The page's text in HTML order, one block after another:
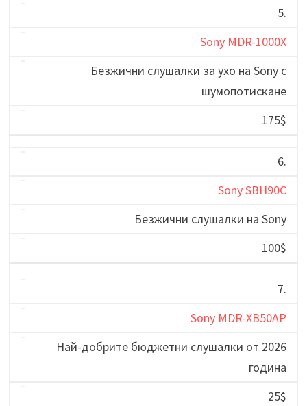
5.
Sony MDR-1000X
Безжични слушалки за ухо на Sony с
шумопотискане
175$
6.
Sony SBH90C
Безжични слушалки на Sony
100$
7.
Sony MDR-XB50AP
Най-добрите бюджетни слушалки от 2026
година
25$